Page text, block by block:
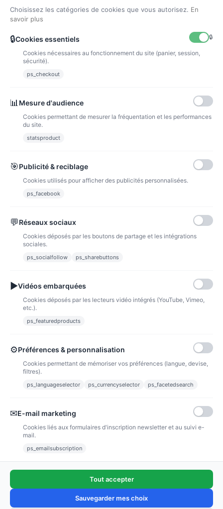
Verre personnalisé Sirène
1,00 €
INFORMATION
Nous contacter
Suivez-nous
Newsletter
Choisissez les catégories de cookies que vous autorisez. En
savoir plus
🔒Cookies essentiels 🔒
Cookies nécessaires au fonctionnement du site (panier, session,
sécurité).
ps_checkout
📊 Mesure d'audience
Cookies permettant de mesurer la fréquentation et les performances
du site.
statsproduct
🎯Publicité & reciblage
Cookies utilisés pour afficher des publicités personnalisées.
ps_facebook
💬Réseaux sociaux
Cookies déposés par les boutons de partage et les intégrations
sociales.
ps_socialfollow ps_sharebuttons
▶Vidéos embarquées
Cookies déposés par les lecteurs vidéo intégrés (YouTube, Vimeo,
etc.).
ps_featuredproducts
⚙Préférences & personnalisation
Cookies permettant de mémoriser vos préférences (langue, devise,
filtres).
ps_languageselector ps_currencyselector ps_facetedsearch
✉E-mail marketing
Cookies liés aux formulaires d'inscription newsletter et au suivi e-
mail.
ps_emailsubscription
Tout accepter
Sauvegarder mes choix